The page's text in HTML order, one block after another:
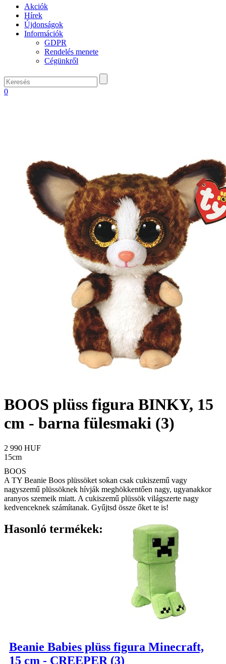
Akciók
Hírek
Újdonságok
Információk
GDPR
Rendelés menete
Cégünkről
0
BOOS plüss figura BINKY, 15
cm - barna fülesmaki (3)
2 990 HUF
15cm
BOOS
A TY Beanie Boos plüssöket sokan csak cukiszemű vagy
nagyszemű plüssöknek hívják meghökkentően nagy, ugyanakkor
aranyos szemeik miatt. A cukiszemű plüssök világszerte nagy
kedvenceknek számítanak. Gyűjtsd össze őket te is!
Hasonló termékek:
Beanie Babies plüss figura Minecraft,
15 cm - CREEPER (3)